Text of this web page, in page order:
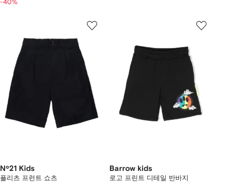
-40%
Nº21 Kids
플리츠 프런트 쇼츠
Barrow kids
로고 프린트 디테일 반바지